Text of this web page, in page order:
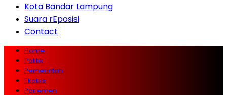
Kota Bandar Lampung
Suara rEposisi
Contact
Home
Politik
Pemerintah
Ekobis
Parlemen